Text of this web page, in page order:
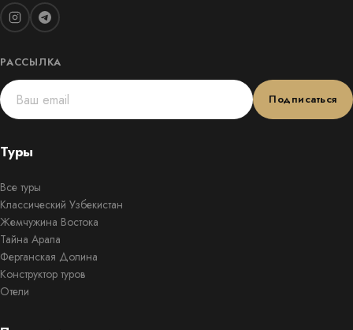
РАССЫЛКА
Подписаться
Туры
Все туры
Классический Узбекистан
Жемчужина Востока
Тайна Арала
Ферганская Долина
Конструктор туров
Отели